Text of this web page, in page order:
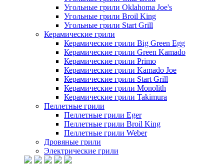
Угольные грили Oklahoma Joe's
Угольные грили Broil King
Угольные грили Start Grill
Керамические грили
Керамические грили Big Green Egg
Керамические грили Green Kamado
Керамические грили Primo
Керамические грили Kamado Joe
Керамические грили Start Grill
Керамические грили Monolith
Керамические грили Takimura
Пеллетные грили
Пеллетные грили Eger
Пеллетные грили Broil King
Пеллетные грили Weber
Дровяные грили
Электрические грили